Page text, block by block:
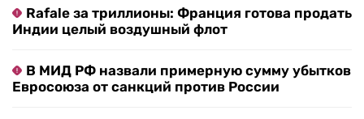
Rafale за триллионы: Франция готова продать
Индии целый воздушный флот
В МИД РФ назвали примерную сумму убытков
Евросоюза от санкций против России